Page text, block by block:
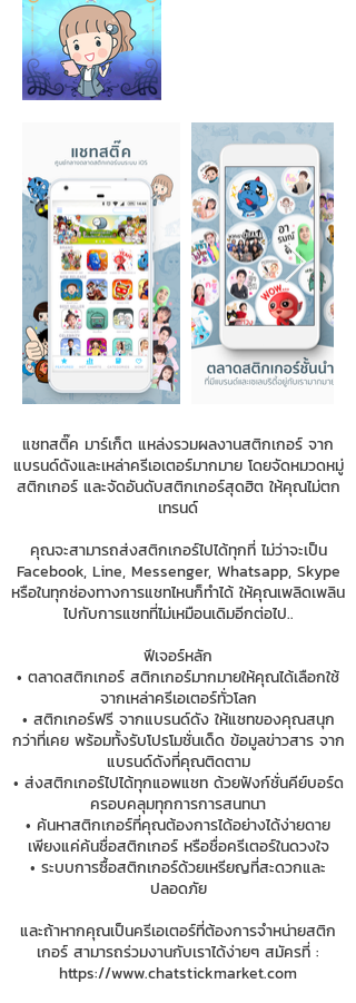
แชทสติ๊ค มาร์เก็ต แหล่งรวมผลงานสติกเกอร์ จาก
แบรนด์ดังและเหล่าครีเอเตอร์มากมาย โดยจัดหมวดหมู่
สติกเกอร์ และจัดอันดับสติกเกอร์สุดฮิต ให้คุณไม่ตก
เทรนด์
คุณจะสามารถส่งสติกเกอร์ไปได้ทุกที่ ไม่ว่าจะเป็น
Facebook, Line, Messenger, Whatsapp, Skype
หรือในทุกช่องทางการแชทไหนก็ทำได้ ให้คุณเพลิดเพลิน
ไปกับการแชทที่ไม่เหมือนเดิมอีกต่อไป..
ฟีเจอร์หลัก
• ตลาดสติกเกอร์ สติกเกอร์มากมายให้คุณได้เลือกใช้
จากเหล่าครีเอเตอร์ทั่วโลก
• สติกเกอร์ฟรี จากแบรนด์ดัง ให้แชทของคุณสนุก
กว่าที่เคย พร้อมทั้งรับโปรโมชั่นเด็ด ข้อมูลข่าวสาร จาก
แบรนด์ดังที่คุณติดตาม
• ส่งสติกเกอร์ไปได้ทุกแอพแชท ด้วยฟังก์ชั่นคีย์บอร์ด
ครอบคลุมทุกการการสนทนา
• ค้นหาสติกเกอร์ที่คุณต้องการได้อย่างได้ง่ายดาย
เพียงแค่ค้นชื่อสติกเกอร์ หรือชื่อครีเตอร์ในดวงใจ
• ระบบการซื้อสติกเกอร์ด้วยเหรียญที่สะดวกและ
ปลอดภัย
และถ้าหากคุณเป็นครีเอเตอร์ที่ต้องการจำหน่ายสติก
เกอร์ สามารถร่วมงานกับเราได้ง่ายๆ สมัครที่ :
https://www.chatstickmarket.com